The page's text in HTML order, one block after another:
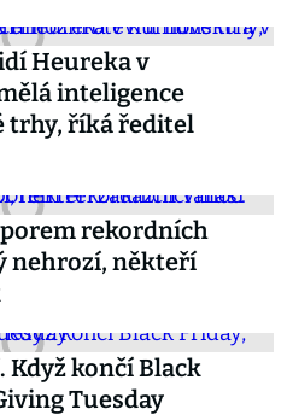
Heureka v
inteligence
trhy, říká ředitel
rekordních
nehrozí, někteří
Když končí Black
Tuesday